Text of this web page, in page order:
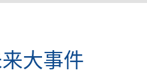
大事件